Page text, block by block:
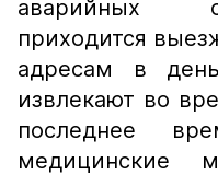
аварийных
приходится
адресам в
извлекают во
последнее
медицинские